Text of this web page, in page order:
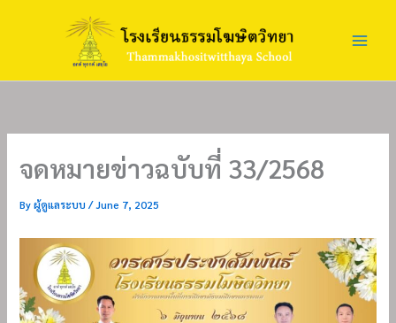
จดหมายข่าวฉบับที่ 33/2568
Byผู้ดูแลระบบ/June 7, 2025